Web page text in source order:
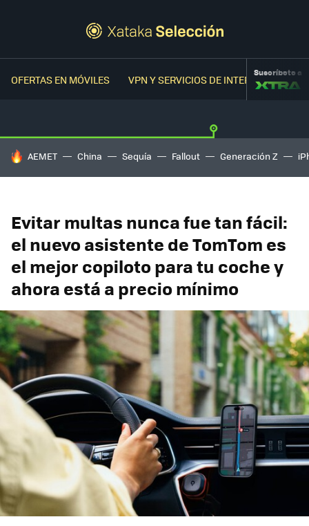
OFERTAS EN MÓVILES VPN Y SERVICIOS DE INTERNETSuscríbete a
HOY SE HABLA DE
AEMET China Sequía Fallout Generación Z
Evitar multas nunca fue tan fácil:
el nuevo asistente de TomTom es
el mejor copiloto para tu coche y
ahora está a precio mínimo